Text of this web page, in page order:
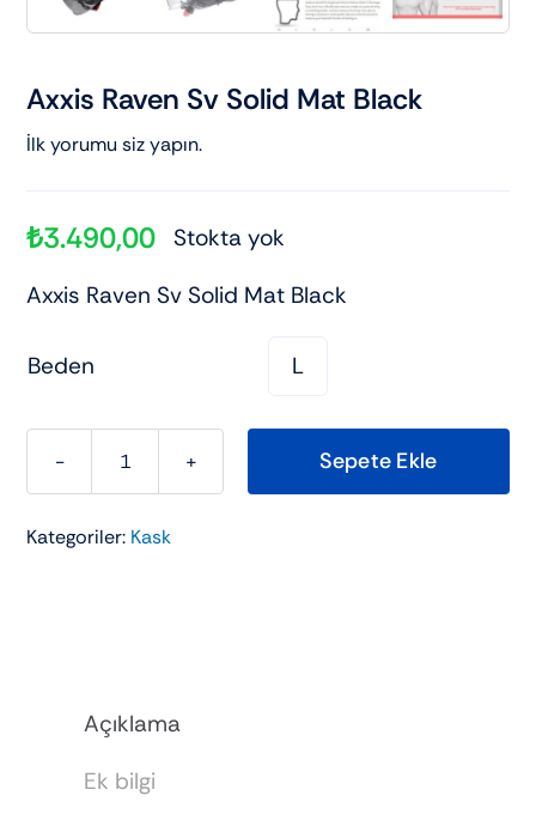
Axxis Raven Sv Solid Mat Black
İlk yorumu siz yapın.
₺3.490,00
Stokta yok
Axxis Raven Sv Solid Mat Black
Beden L
Axxis
Sv
Sepete Ekle
Kategoriler: Kask
Açıklama
Ek bilgi